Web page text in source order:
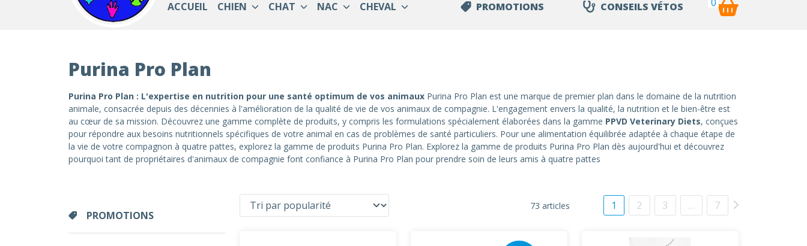
ACCUEIL CHIEN CHAT NAC CHEVAL PROMOTIONS CONSEILS VÉTOS
Purina Pro Plan
Purina Pro Plan : L'expertise en nutrition pour une santé optimum de vos animaux Purina Pro Plan est une marque de premier plan dans le domaine de la nutrition
animale, consacrée depuis des décennies à l'amélioration de la qualité de vie de vos animaux de compagnie. L'engagement envers la qualité, la nutrition et le bien-être est
au cœur de sa mission. Découvrez une gamme complète de produits, y compris les formulations spécialement élaborées dans la gamme PPVD Veterinary Diets, conçues
pour répondre aux besoins nutritionnels spécifiques de votre animal en cas de problèmes de santé particuliers. Pour une alimentation équilibrée adaptée à chaque étape de
la vie de votre compagnon à quatre pattes, explorez la gamme de produits Purina Pro Plan. Explorez la gamme de produits Purina Pro Plan dès aujourd'hui et découvrez
pourquoi tant de propriétaires d'animaux de compagnie font confiance à Purina Pro Plan pour prendre soin de leurs amis à quatre pattes
PROMOTIONS
73 articles 1 2 3 … 7